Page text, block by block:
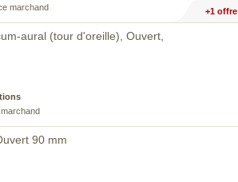
marchand
+1 offre
aural (tour d'oreille), Ouvert,
90 mm